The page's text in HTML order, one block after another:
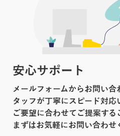
安心サポート
メールフォームからお問い
タッフが丁寧にスピード対応
ご要望に合わせてご提案する
まずはお気軽にお問い合わせ